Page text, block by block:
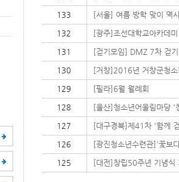
133 [서울] 여름 방학 맞이 역
132 [광주]조선대학교아카데
131 [걷기모임] DMZ 7차 걷
130 [거창]2016년 거창군청
129 [필라]6월 월례회
128 [울산]청소년어울림마당 '
127 [대구경북]제41차 '함께
126 [광진청소년수련관]'꽃보
125 [대전]창립50주년 기념식